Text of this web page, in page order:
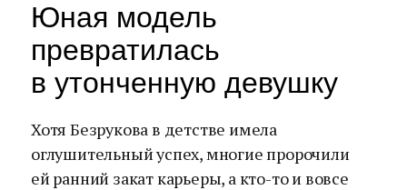
Юная модель
превратилась
в утонченную девушку
Хотя Безрукова в детстве имела
оглушительный успех, многие пророчили
ей ранний закат карьеры, а кто-то и вовсе